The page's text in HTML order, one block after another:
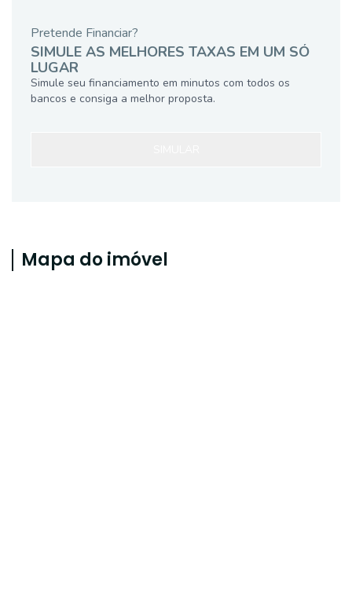
Pretende Financiar?
SIMULE AS MELHORES TAXAS EM UM SÓ
LUGAR
Simule seu financiamento em minutos com todos os
bancos e consiga a melhor proposta.
Mapa do imóvel